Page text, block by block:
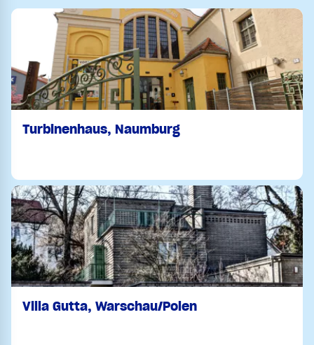
Turbinenhaus, Naumburg
Villa Gutta, Warschau/Polen